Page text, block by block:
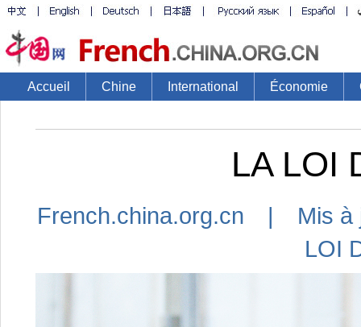
Accueil Chine International Économie
LA LOI
French.china.org.cn | Mis
LOI